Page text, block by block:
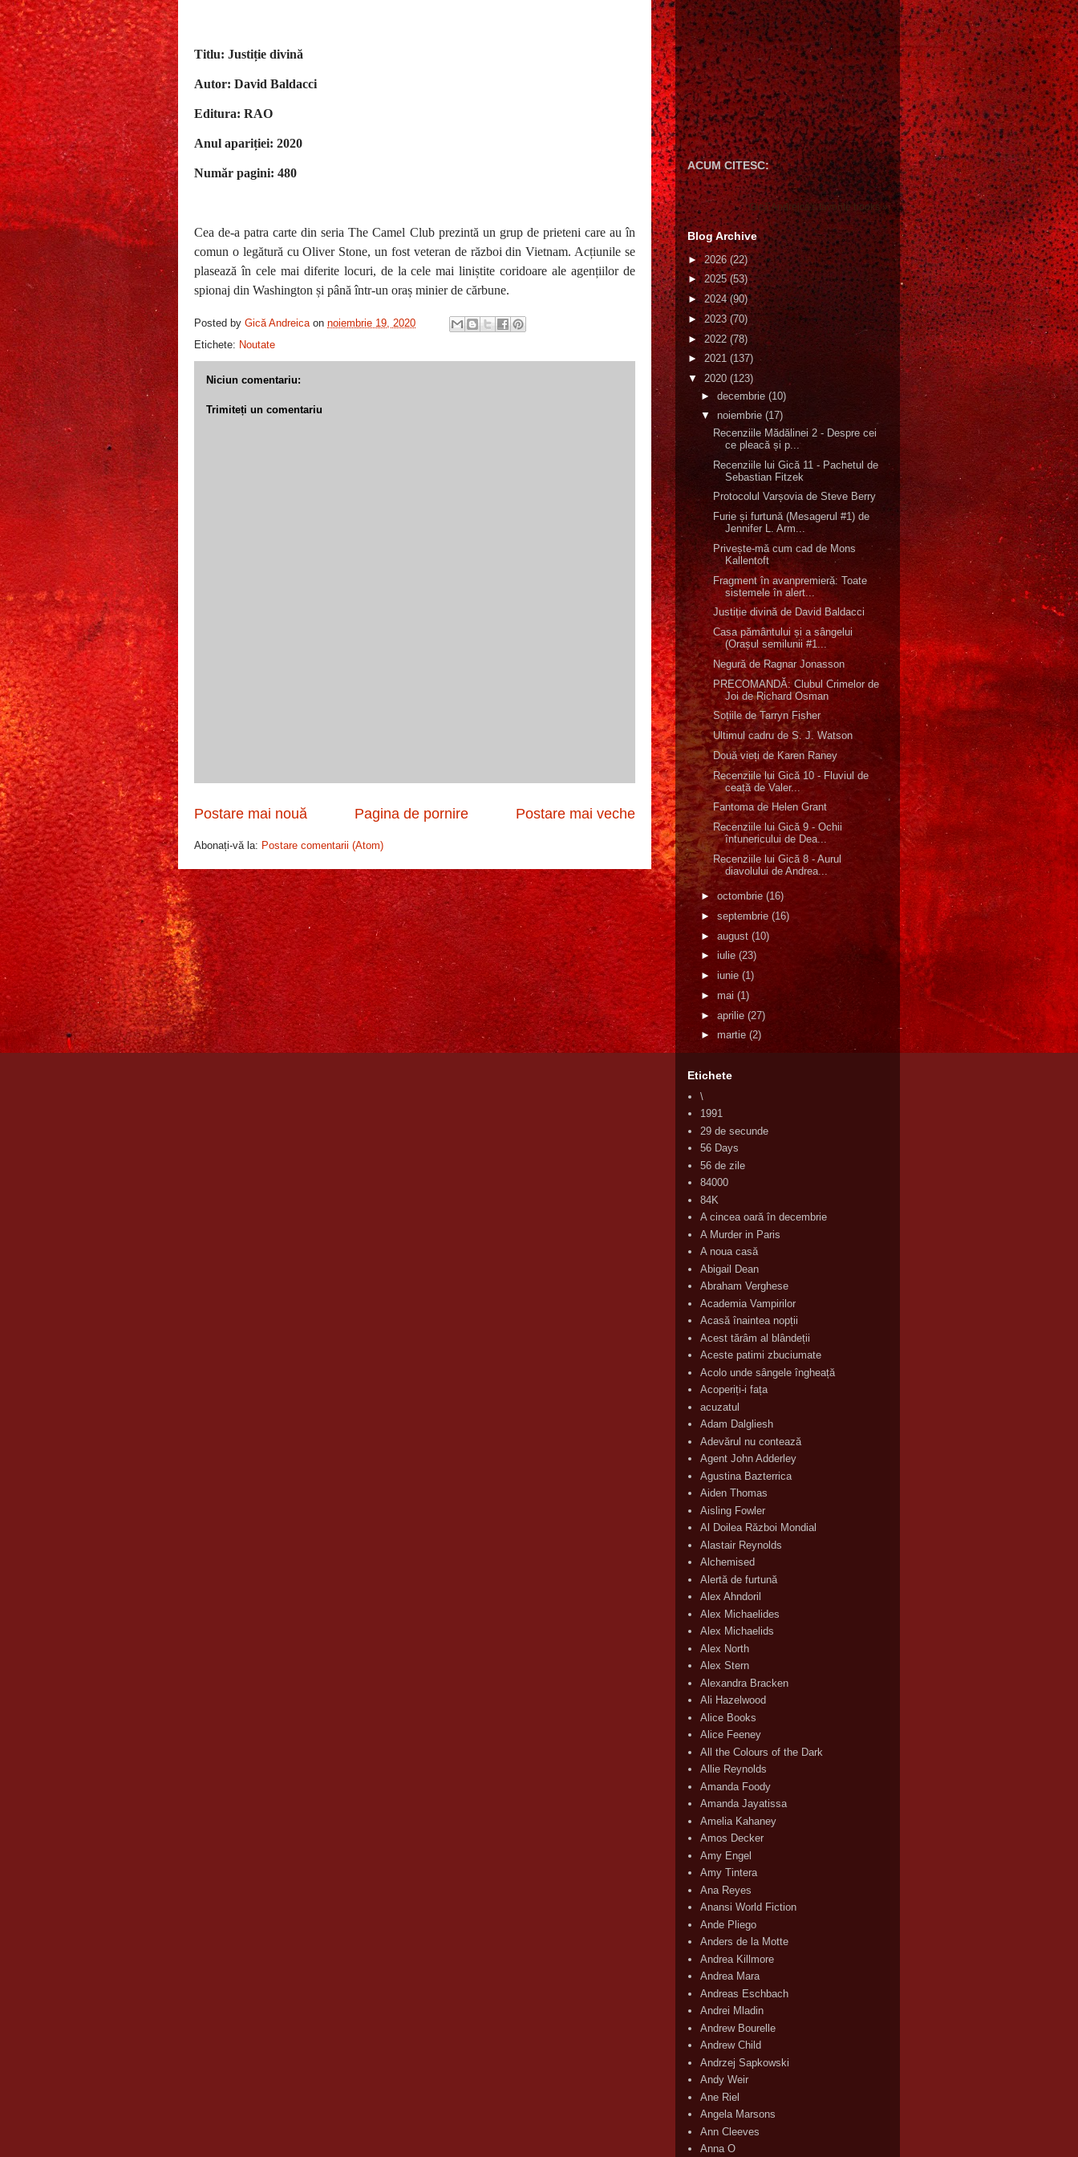
Titlu: Justiție divină
Autor: David Baldacci
Editura: RAO
Anul apariției: 2020
Număr pagini: 480
Cea de-a patra carte din seria The Camel Club prezintă un grup de prieteni care au în
comun o legătură cu Oliver Stone, un fost veteran de război din Vietnam. Acțiunile se
plasează în cele mai diferite locuri, de la cele mai liniștite coridoare ale agențiilor de
spionaj din Washington și până într‑un oraș minier de cărbune.
Posted by Gică Andreica on noiembrie 19, 2020
Etichete: Noutate
Niciun comentariu:
Trimiteți un comentariu
Postare mai nouă Postare mai veche
Pagina de pornire
Abonați-vă la: Postare comentarii (Atom)
ACUM CITESC:
Gică Andreica's favorite books »
Blog Archive
►2026(22)
►2025(53)
► 2024(90)
►2023(70)
► 2022(78)
► 2021 (137)
▼ 2020 (123)
► decembrie (10)
▼ noiembrie (17)
Recenziile Mădălinei 2 - Despre cei
ce pleacă și p...
Recenziile lui Gică 11 - Pachetul de
Sebastian Fitzek
Protocolul Varșovia de Steve Berry
Furie și furtună (Mesagerul #1) de
Jennifer L. Arm...
Privește-mă cum cad de Mons
Kallentoft
Fragment în avanpremieră: Toate
sistemele în alert...
Justiție divină de David Baldacci
Casa pământului și a sângelui
(Orașul semilunii #1...
Negură de Ragnar Jonasson
PRECOMANDĂ: Clubul Crimelor de
Joi de Richard Osman
Soțiile de Tarryn Fisher
Ultimul cadru de S. J. Watson
Două vieți de Karen Raney
Recenziile lui Gică 10 - Fluviul de
ceață de Valer...
Fantoma de Helen Grant
Recenziile lui Gică 9 - Ochii
întunericului de Dea...
Recenziile lui Gică 8 - Aurul
diavolului de Andrea...
►octombrie (16)
► septembrie (16)
► august (10)
► iulie (23)
► iunie (1)
► mai (1)
► aprilie (27)
► martie (2)
Etichete
\
1991
29 de secunde
56 Days
56 de zile
84000
84K
A cincea oară în decembrie
A Murder in Paris
A noua casă
Abigail Dean
Abraham Verghese
Academia Vampirilor
Acasă înaintea nopții
Acest tărâm al blândeții
Aceste patimi zbuciumate
Acolo unde sângele îngheață
Acoperiți-i fața
acuzatul
Adam Dalgliesh
Adevărul nu contează
Agent John Adderley
Agustina Bazterrica
Aiden Thomas
Aisling Fowler
Al Doilea Război Mondial
Alastair Reynolds
Alchemised
Alertă de furtună
Alex Ahndoril
Alex Michaelides
Alex Michaelids
Alex North
Alex Stern
Alexandra Bracken
Ali Hazelwood
Alice Books
Alice Feeney
All the Colours of the Dark
Allie Reynolds
Amanda Foody
Amanda Jayatissa
Amelia Kahaney
Amos Decker
Amy Engel
Amy Tintera
Ana Reyes
Anansi World Fiction
Ande Pliego
Anders de la Motte
Andrea Killmore
Andrea Mara
Andreas Eschbach
Andrei Mladin
Andrew Bourelle
Andrew Child
Andrzej Sapkowski
Andy Weir
Ane Riel
Angela Marsons
Ann Cleeves
Anna O